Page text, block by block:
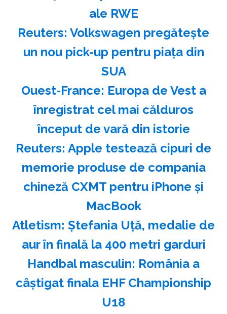
ale RWE
Reuters: Volkswagen pregăteşte
un nou pick-up pentru piaţa din
SUA
Ouest-France: Europa de Vest a
înregistrat cel mai călduros
început de vară din istorie
Reuters: Apple testează cipuri de
memorie produse de compania
chineză CXMT pentru iPhone şi
MacBook
Atletism: Ştefania Uţă, medalie de
aur în finală la 400 metri garduri
Handbal masculin: România a
câştigat finala EHF Championship
U18